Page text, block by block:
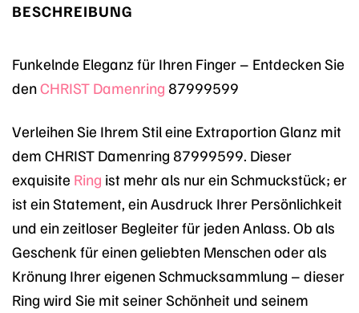
BESCHREIBUNG
Funkelnde Eleganz für Ihren Finger – Entdecken Sie
denCHRIST Damenring 87999599
Verleihen Sie Ihrem Stil eine Extraportion Glanz mit
dem CHRIST Damenring 87999599. Dieser
exquisite Ring ist mehr als nur ein Schmuckstück; er
ist ein Statement, ein Ausdruck Ihrer Persönlichkeit
und ein zeitloser Begleiter für jeden Anlass. Ob als
Geschenk für einen geliebten Menschen oder als
Krönung Ihrer eigenen Schmucksammlung – dieser
Ring wird Sie mit seiner Schönheit und seinem